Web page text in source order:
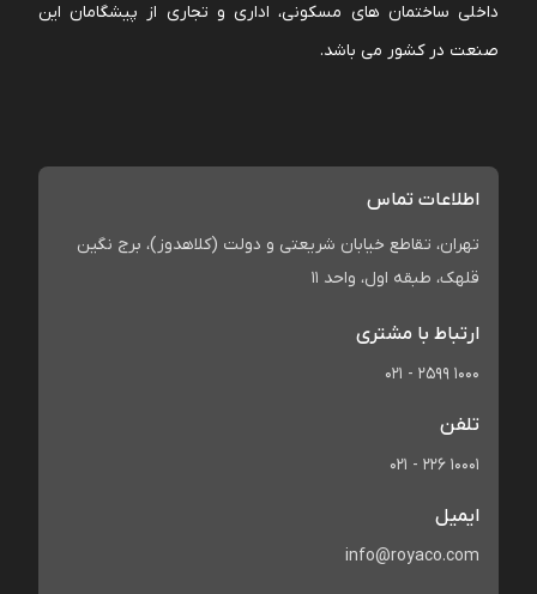
داخلی ساختمان های مسکونی، اداری و تجاری از پیشگامان این
صنعت در کشور می باشد.
اطلاعات تماس
تهران، تقاطع خیابان شریعتی و دولت (کلاهدوز)، برج نگین
قلهک، طبقه اول، واحد 11
ارتباط با مشتری
021 - 2599 1000
تلفن
021 - 226 10001
ایمیل
info@royaco.com